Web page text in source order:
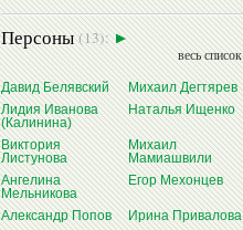
Персоны(13):
весь список
Давид Белявский
Михаил Дегтярев
Лидия Иванова
(Калинина)
Наталья Ищенко
Виктория
Листунова
Михаил
Мамиашвили
Ангелина
Мельникова
Егор Мехонцев
Александр Попов
Ирина Привалова